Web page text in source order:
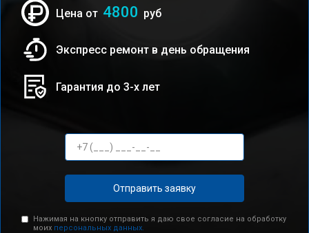
Цена от 4800 руб
Экспресс ремонт в день обращения
Гарантия до 3-х лет
Отправить заявку
Нажимая на кнопку отправить я даю свое согласие на обработку
моих персональных данных.